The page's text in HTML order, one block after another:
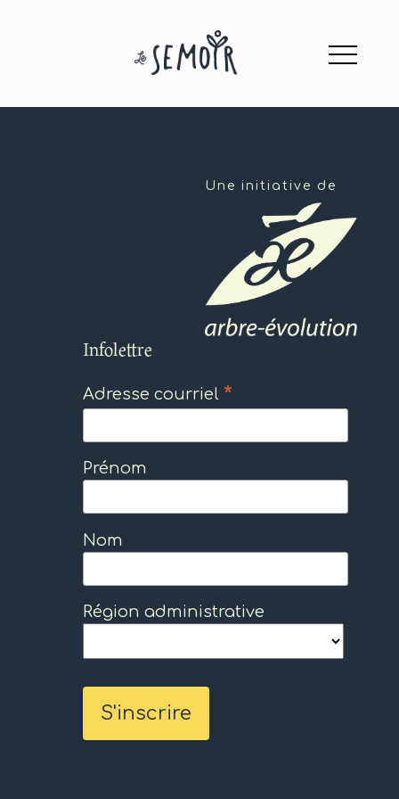
Une initiative de
Infolettre
Adresse courriel *
Prénom
Nom
Région administrative